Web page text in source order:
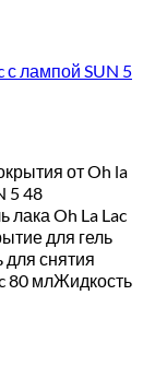
с лампой SUN 5
от Oh la
5 48
лака Oh La Lac
для гель
для снятия
80 млЖидкость